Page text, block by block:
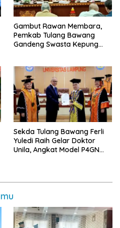
Gambut Rawan Membara,
Pemkab Tulang Bawang
Gandeng Swasta Kepung
Sekda Tulang Bawang Ferli
Yuledi Raih Gelar Doktor
Unila, Angkat Model P4GN